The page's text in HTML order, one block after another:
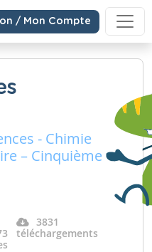
/ Mon Compte
- Chimie
– Cinquième
3831
téléchargements